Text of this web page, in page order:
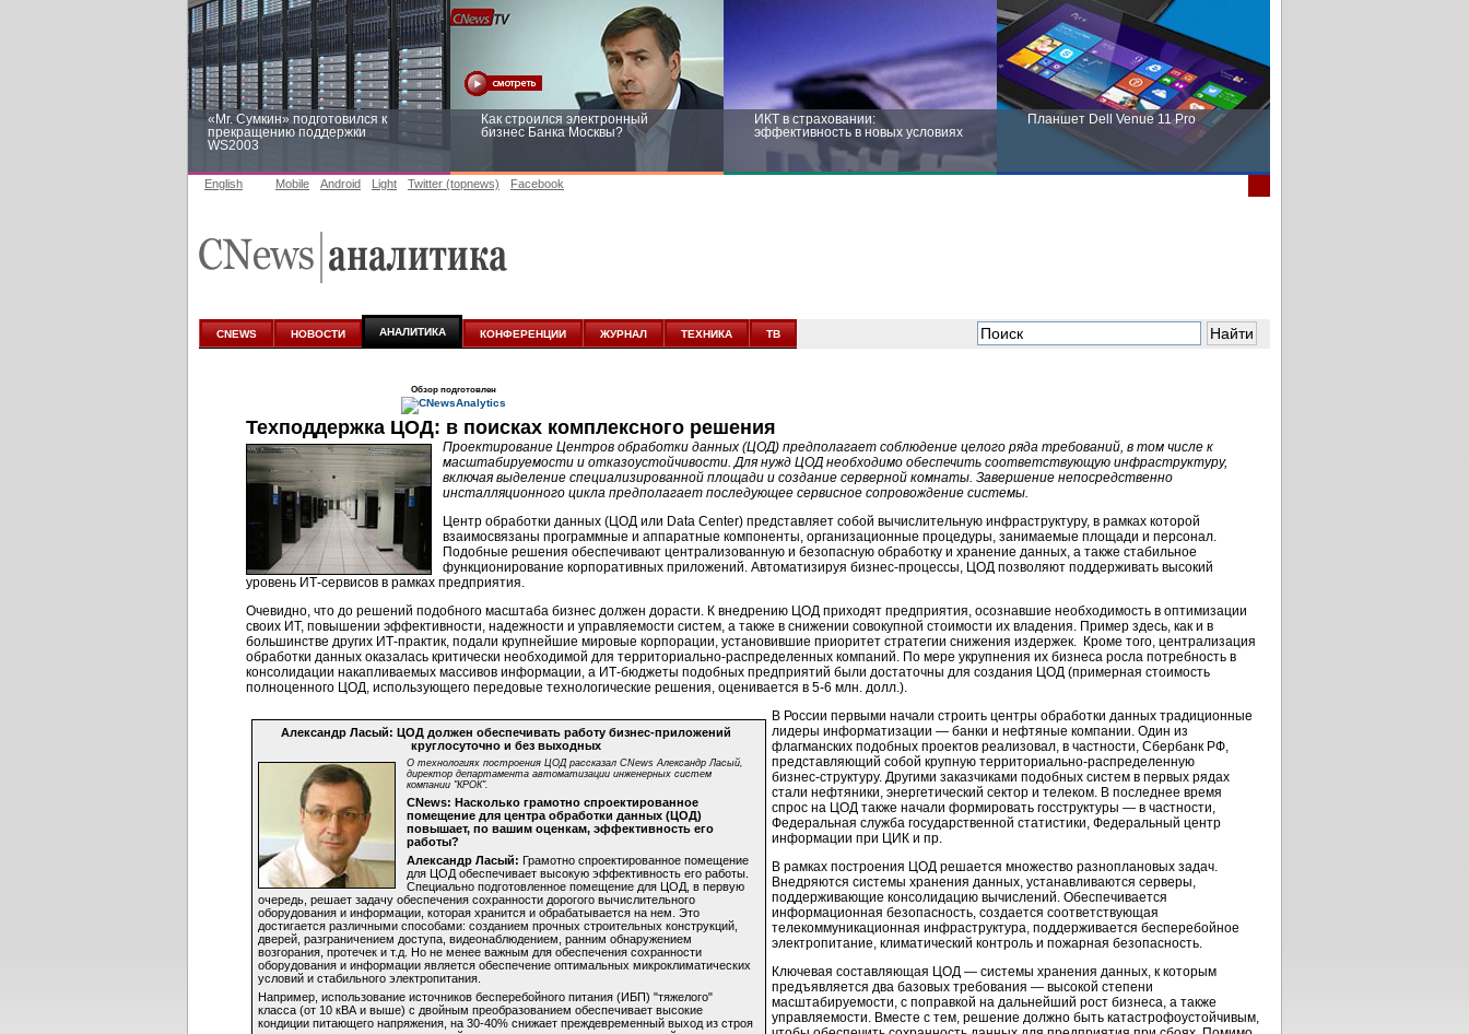
«Mr. Сумкин» подготовился к
прекращению поддержки
WS2003
Как строился электронный
бизнес Банка Москвы?
ИКТ в страховании:
эффективность в новых условиях
Планшет Dell Venue 11 Pro
аналитике
новых условиях
English Mobile Android Light Twitter (topnews) Facebook
CNEWS НОВОСТИ АНАЛИТИКА КОНФЕРЕНЦИИ ЖУРНАЛ ТЕХНИКА ТВ
Обзор подготовлен
Техподдержка ЦОД: в поисках комплексного решения
Проектирование Центров обработки данных (ЦОД) предполагает соблюдение целого ряда требований, в том числе к
масштабируемости и отказоустойчивости. Для нужд ЦОД необходимо обеспечить соответствующую инфраструктуру,
включая выделение специализированной площади и создание серверной комнаты. Завершение непосредственно
инсталляционного цикла предполагает последующее сервисное сопровождение системы.
Центр обработки данных (ЦОД или Data Center) представляет собой вычислительную инфраструктуру, в рамках которой
взаимосвязаны программные и аппаратные компоненты, организационные процедуры, занимаемые площади и персонал.
Подобные решения обеспечивают централизованную и безопасную обработку и хранение данных, а также стабильное
функционирование корпоративных приложений. Автоматизируя бизнес-процессы, ЦОД позволяют поддерживать высокий
уровень ИТ-сервисов в рамках предприятия.
Очевидно, что до решений подобного масштаба бизнес должен дорасти. К внедрению ЦОД приходят предприятия, осознавшие необходимость в оптимизации
своих ИТ, повышении эффективности, надежности и управляемости систем, а также в снижении совокупной стоимости их владения. Пример здесь, как и в
большинстве других ИТ-практик, подали крупнейшие мировые корпорации, установившие приоритет стратегии снижения издержек. Кроме того, централизация
обработки данных оказалась критически необходимой для территориально-распределенных компаний. По мере укрупнения их бизнеса росла потребность в
консолидации накапливаемых массивов информации, а ИТ-бюджеты подобных предприятий были достаточны для создания ЦОД (примерная стоимость
полноценного ЦОД, использующего передовые технологические решения, оценивается в 5-6 млн. долл.).
Александр Ласый: ЦОД должен обеспечивать работу бизнес-приложений
круглосуточно и без выходных
О технологиях построения ЦОД рассказал CNews Александр Ласый,
директор департамента автоматизации инженерных систем
компании "КРОК".
CNews: Насколько грамотно спроектированное
помещение для центра обработки данных (ЦОД)
повышает, по вашим оценкам, эффективность его
работы?
Александр Ласый: Грамотно спроектированное помещение
для ЦОД обеспечивает высокую эффективность его работы.
Специально подготовленное помещение для ЦОД, в первую
очередь, решает задачу обеспечения сохранности дорогого вычислительного
оборудования и информации, которая хранится и обрабатывается на нем. Это
достигается различными способами: созданием прочных строительных конструкций,
дверей, разграничением доступа, видеонаблюдением, ранним обнаружением
возгорания, протечек и т.д. Но не менее важным для обеспечения сохранности
оборудования и информации является обеспечение оптимальных микроклиматических
условий и стабильного электропитания.
Например, использование источников бесперебойного питания (ИБП) "тяжелого"
класса (от 10 кВА и выше) с двойным преобразованием обеспечивает высокие
кондиции питающего напряжения, на 30-40% снижает преждевременный выход из строя
В России первыми начали строить центры обработки данных традиционные
лидеры информатизации — банки и нефтяные компании. Один из
флагманских подобных проектов реализовал, в частности, Сбербанк РФ,
представляющий собой крупную территориально-распределенную
бизнес-структуру. Другими заказчиками подобных систем в первых рядах
стали нефтяники, энергетический сектор и телеком. В последнее время
спрос на ЦОД также начали формировать госструктуры — в частности,
Федеральная служба государственной статистики, Федеральный центр
информации при ЦИК и пр.
В рамках построения ЦОД решается множество разноплановых задач.
Внедряются системы хранения данных, устанавливаются серверы,
поддерживающие консолидацию вычислений. Обеспечивается
информационная безопасность, создается соответствующая
телекоммуникационная инфраструктура, поддерживается бесперебойное
электропитание, климатический контроль и пожарная безопасность.
Ключевая составляющая ЦОД — системы хранения данных, к которым
предъявляется два базовых требования — высокой степени
масштабируемости, с поправкой на дальнейший рост бизнеса, а также
управляемости. Вместе с тем, решение должно быть катастрофоустойчивым,